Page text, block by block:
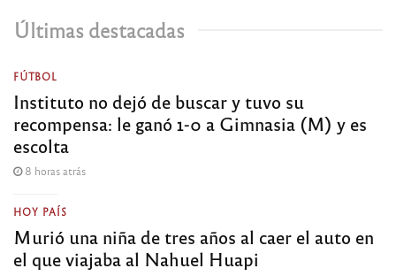
Últimas destacadas
FÚTBOL
Instituto no dejó de buscar y tuvo su
recompensa: le ganó 1-0 a Gimnasia (M) y es
escolta
8 horas atrás
HOY PAÍS
Murió una niña de tres años al caer el auto en
el que viajaba al Nahuel Huapi